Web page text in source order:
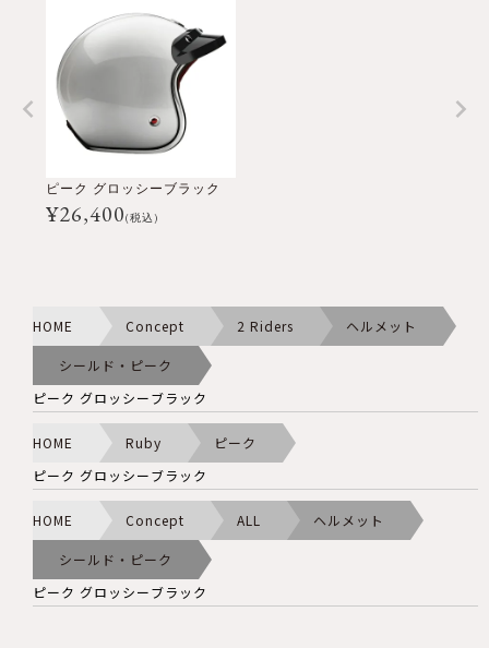
ピーク グロッシーブラック
¥26,400(税込)
HOME Concept 2 Riders ヘルメット
シールド・ピーク
ピーク グロッシーブラック
HOME Ruby
ピーク
ピーク グロッシーブラック
HOME Concept ALL ヘルメット
シールド・ピーク
ピーク グロッシーブラック